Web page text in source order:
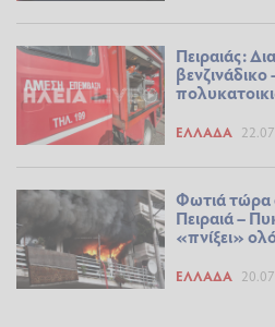
Πειραιάς:
ΕΛΛΆΔΑ
Φωτιά τώρα
Πειραιά –
«πνίξει»
ΕΛΛΆΔΑ